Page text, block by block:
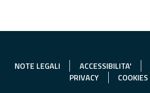
NOTE LEGALI ACCESSIBILITA'
PRIVACY
COOKIES